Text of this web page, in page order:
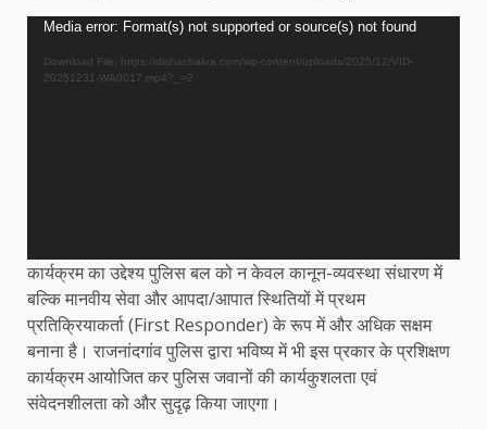
Video
Player
Media error: Format(s) not supported or source(s) not found
Download File: https://dishachakra.com/wp-content/uploads/2025/12/VID-
20251231-WA0017.mp4?_=2
कार्यक्रम का उद्देश्य पुलिस बल को न केवल कानून-व्यवस्था संधारण में
बल्कि मानवीय सेवा और आपदा/आपात स्थितियों में प्रथम
प्रतिक्रियाकर्ता (First Responder) के रूप में और अधिक सक्षम
बनाना है। राजनांदगांव पुलिस द्वारा भविष्य में भी इस प्रकार के प्रशिक्षण
कार्यक्रम आयोजित कर पुलिस जवानों की कार्यकुशलता एवं
संवेदनशीलता को और सुदृढ़ किया जाएगा।